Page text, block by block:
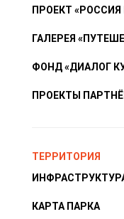
ПРОЕКТ
ГАЛЕРЕЯ
ФОНД «ДИАЛОГ
ПРОЕКТЫ
ТЕРРИТОРИЯ
КАРТА ПАРКА